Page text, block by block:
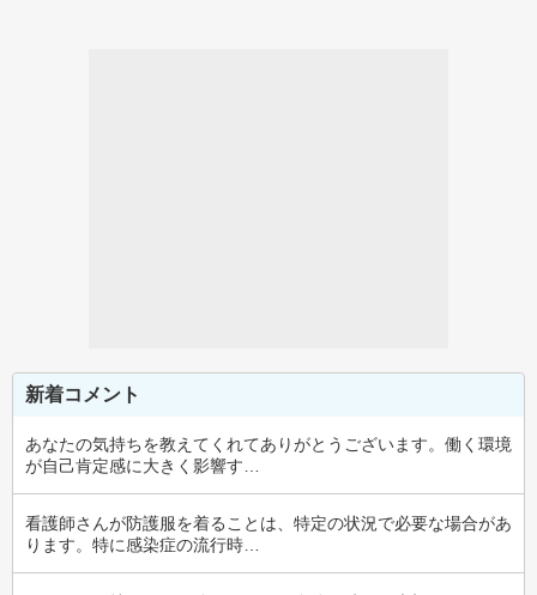
新着コメント
あなたの気持ちを教えてくれてありがとうございます。働く環境
が自己肯定感に大きく影響す…
看護師さんが防護服を着ることは、特定の状況で必要な場合があ
ります。特に感染症の流行時…